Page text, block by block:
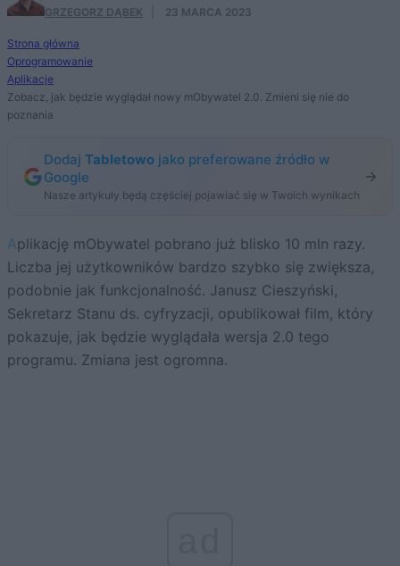
GRZEGORZ DĄBEK 23 MARCA 2023
Strona główna
Oprogramowanie
Aplikacje
Zobacz, jak będzie wyglądał nowy mObywatel 2.0. Zmieni się nie do
poznania
Dodaj Tabletowo jako preferowane źródło w
Google
Nasze artykuły będą częściej pojawiać się w Twoich wynikach
Aplikację mObywatel pobrano już blisko 10 mln razy.
Liczba jej użytkowników bardzo szybko się zwiększa,
podobnie jak funkcjonalność. Janusz Cieszyński,
Sekretarz Stanu ds. cyfryzacji, opublikował film, który
pokazuje, jak będzie wyglądała wersja 2.0 tego
programu. Zmiana jest ogromna.